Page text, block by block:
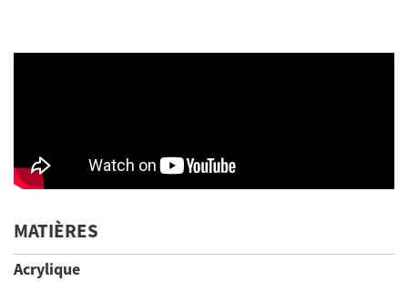
MATIÈRES
Acrylique